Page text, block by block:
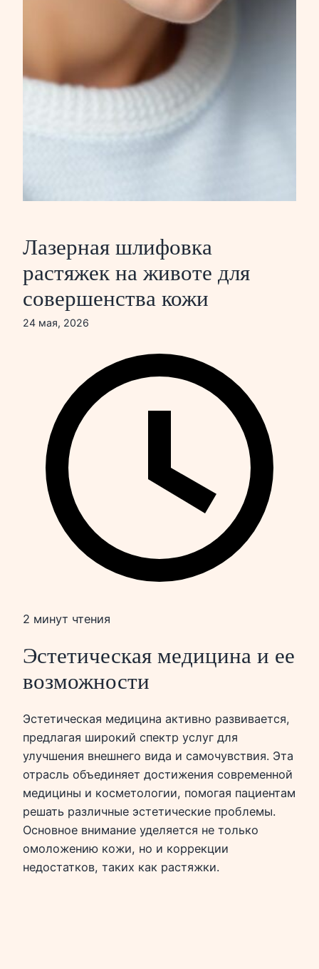
Лазерная шлифовка
растяжек на животе для
совершенства кожи
24 мая, 2026
2 минут чтения
Эстетическая медицина и ее
возможности
Эстетическая медицина активно развивается,
предлагая широкий спектр услуг для
улучшения внешнего вида и самочувствия. Эта
отрасль объединяет достижения современной
медицины и косметологии, помогая пациентам
решать различные эстетические проблемы.
Основное внимание уделяется не только
омоложению кожи, но и коррекции
недостатков, таких как растяжки.